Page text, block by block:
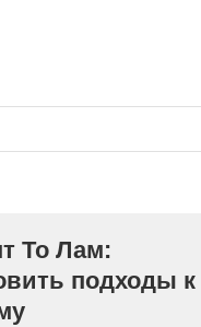
То Лам:
подходы к